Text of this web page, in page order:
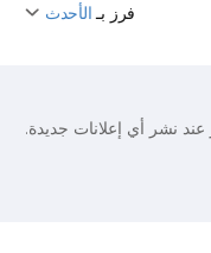
فرز بـ الأحدث
نشر أي إعلانات جديدة.